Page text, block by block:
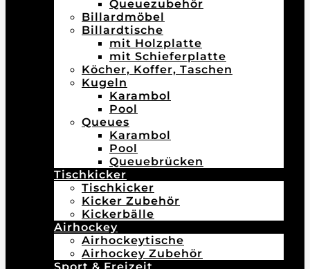
Queuezubehör
Billardmöbel
Billardtische
mit Holzplatte
mit Schieferplatte
Köcher, Koffer, Taschen
Kugeln
Karambol
Pool
Queues
Karambol
Pool
Queuebrücken
Tischkicker
Tischkicker
Kicker Zubehör
Kickerbälle
Airhockey
Airhockeytische
Airhockey Zubehör